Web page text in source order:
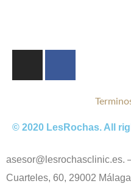
© 2020 LesRochas. All
Cuarteles, 60, 29002 Málaga